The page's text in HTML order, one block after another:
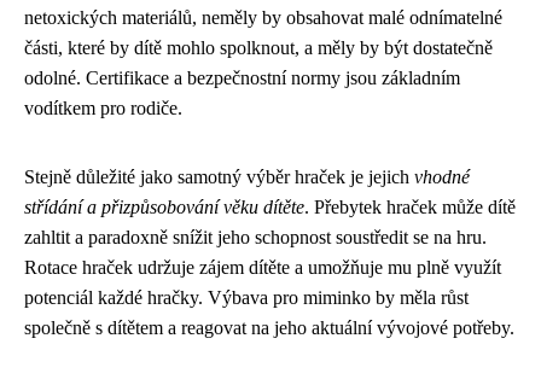
netoxických materiálů, neměly by obsahovat malé odnímatelné
části, které by dítě mohlo spolknout, a měly by být dostatečně
odolné. Certifikace a bezpečnostní normy jsou základním
vodítkem pro rodiče.
Stejně důležité jako samotný výběr hraček je jejich vhodné
střídání a přizpůsobování věku dítěte. Přebytek hraček může dítě
zahltit a paradoxně snížit jeho schopnost soustředit se na hru.
Rotace hraček udržuje zájem dítěte a umožňuje mu plně využít
potenciál každé hračky. Výbava pro miminko by měla růst
společně s dítětem a reagovat na jeho aktuální vývojové potřeby.